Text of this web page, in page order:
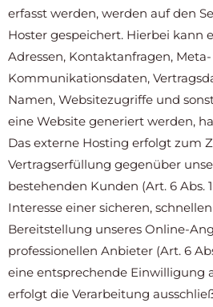
erfasst werden, werden auf den
Hoster gespeichert. Hierbei kann
Adressen, Kontaktanfragen,
Kommunikationsdaten,
Namen, Websitezugriffe und
eine Website generiert werden,
Das externe Hosting erfolgt zum
Vertragserfüllung gegenüber
bestehenden Kunden (Art. 6 Abs.
Interesse einer sicheren,
Bereitstellung unseres Online-
professionellen Anbieter (Art. 6
eine entsprechende Einwilligung
erfolgt die Verarbeitung